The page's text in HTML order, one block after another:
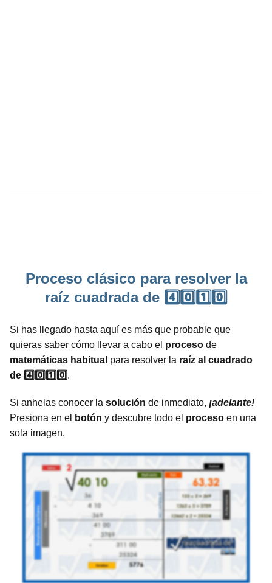
Proceso clásico para resolver la
raíz cuadrada de 4️⃣0️⃣1️⃣0️⃣
Si has llegado hasta aquí es más que probable que
quieras saber cómo llevar a cabo el proceso de
matemáticas habitual para resolver la raíz al cuadrado
de 4️⃣0️⃣1️⃣0️⃣ .
Si anhelas conocer la solución de inmediato, ¡adelante!
Presiona en el
botón y descubre todo el proceso en una
sola imagen.